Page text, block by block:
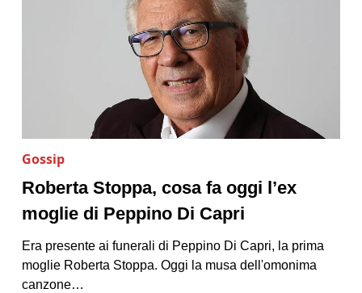
Gossip
Roberta Stoppa, cosa fa oggi l’ex
moglie di Peppino Di Capri
Era presente ai funerali di Peppino Di Capri, la prima
moglie Roberta Stoppa. Oggi la musa dell'omonima
canzone…